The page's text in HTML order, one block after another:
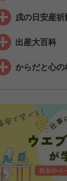
戌の日安産祈
出産大百科
からだと心の